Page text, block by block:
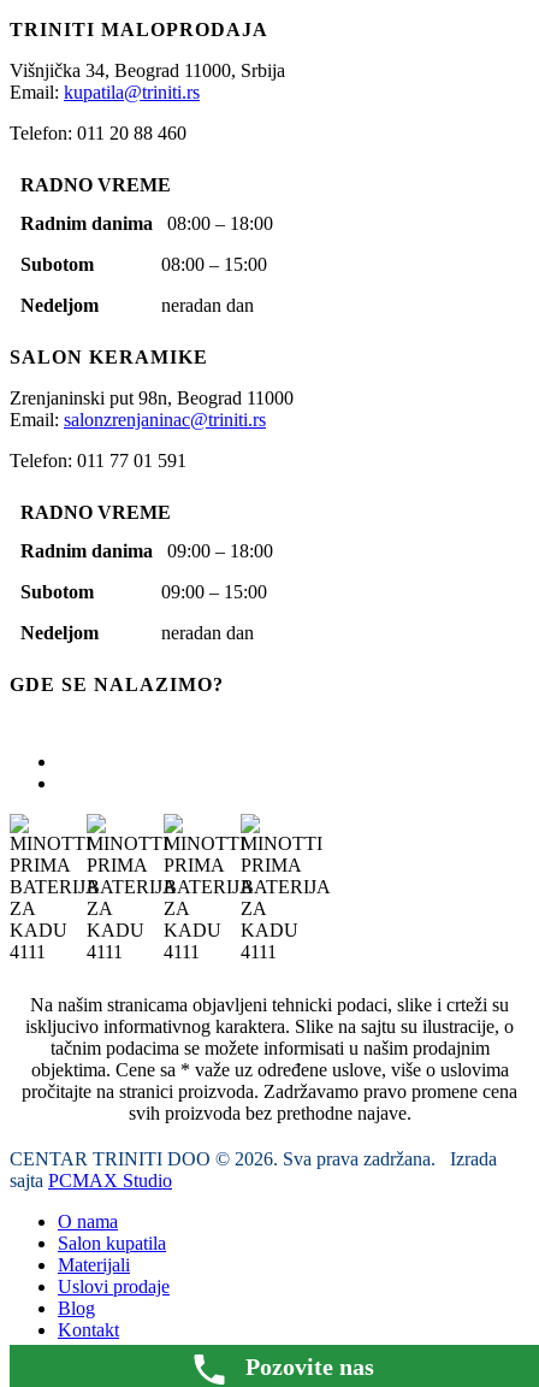
TRINITI MALOPRODAJA
Višnjička 34, Beograd 11000, Srbija
Email: kupatila@triniti.rs
Telefon: 011 20 88 460
RADNO VREME
Radnim danima 08:00 – 18:00
Subotom 08:00 – 15:00
Nedeljom neradan dan
SALON KERAMIKE
Zrenjaninski put 98n, Beograd 11000
Email: salonzrenjaninac@triniti.rs
Telefon: 011 77 01 591
RADNO VREME
Radnim danima 09:00 – 18:00
Subotom 09:00 – 15:00
Nedeljom neradan dan
GDE SE NALAZIMO?
Na našim stranicama objavljeni tehnicki podaci, slike i crteži su
iskljucivo informativnog karaktera. Slike na sajtu su ilustracije, o
tačnim podacima se možete informisati u našim prodajnim
objektima. Cene sa * važe uz određene uslove, više o uslovima
pročitajte na stranici proizvoda. Zadržavamo pravo promene cena
svih proizvoda bez prethodne najave.
CENTAR TRINITI DOO © 2026. Sva prava zadržana. Izrada
sajta PCMAX Studio
O nama
Salon kupatila
Materijali
Uslovi prodaje
Blog
Kontakt
Pozovite nas